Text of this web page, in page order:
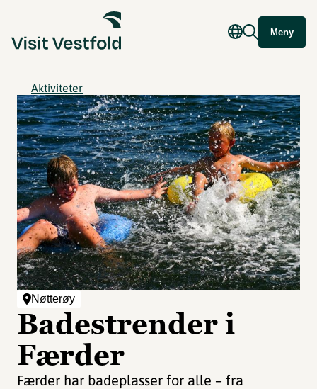
Meny
Aktiviteter
Nøtterøy
Badestrender i
Færder
Færder har badeplasser for alle – fra